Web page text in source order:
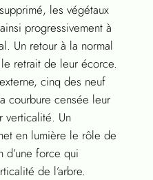
les végétaux
progressivement à
Un retour à la normal
retrait de leur écorce.
cinq des neuf
courbure censée leur
verticalité. Un
en lumière le rôle de
d’une force qui
de l’arbre.